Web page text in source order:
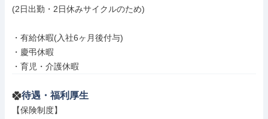
(2日出勤・2日休みサイクルのため)
・有給休暇(入社6ヶ月後付与)
・慶弔休暇
・育児・介護休暇
待遇・福利厚生
【保険制度】